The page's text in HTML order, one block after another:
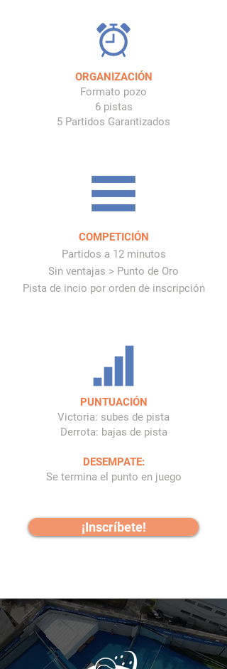
ORGANIZACIÓN
Formato pozo
6 pistas
5 Partidos Garantizados
COMPETICIÓN
Partidos a 12 minutos
Sin ventajas > Punto de Oro
Pista de incio por orden de inscripción
PUNTUACIÓN
Victoria: subes de pista
Derrota: bajas de pista
DESEMPATE:
Se termina el punto en juego
¡Inscríbete!